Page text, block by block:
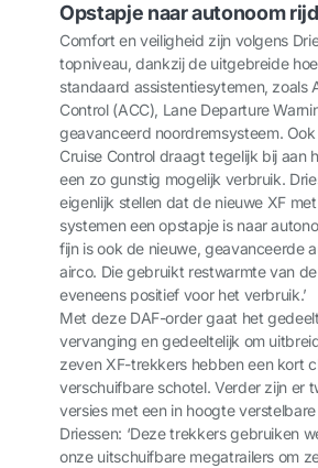
Opstapje naar autonoom
Comfort en veiligheid zijn volgens
topniveau, dankzij de uitgebreide
standaard assistentiesytemen, zoals
Control (ACC), Lane Departure
geavanceerd noordremsysteem.
Cruise Control draagt tegelijk bij aan
een zo gunstig mogelijk verbruik.
eigenlijk stellen dat de nieuwe XF
systemen een opstapje is naar
fijn is ook de nieuwe, geavanceerde
airco. Die gebruikt restwarmte van
eveneens positief voor het verbruik.’
Met deze DAF-order gaat het
vervanging en gedeeltelijk om
zeven XF-trekkers hebben een kort
verschuifbare schotel. Verder zijn er
versies met een in hoogte
Driessen: ‘Deze trekkers gebruiken
onze uitschuifbare megatrailers om